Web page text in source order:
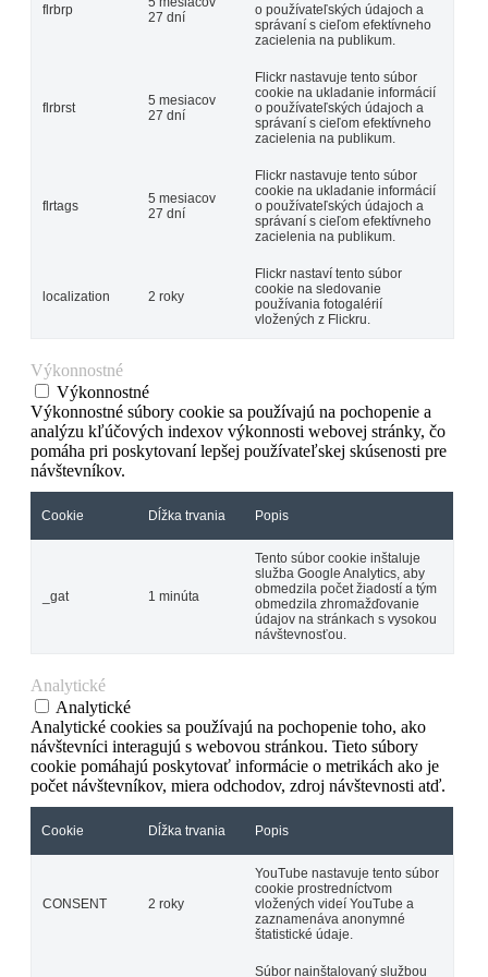
flrbrp
27 dní
o používateľských údajoch a
správaní s cieľom efektívneho
zacielenia na publikum.
flrbrst
5 mesiacov
27 dní
Flickr nastavuje tento súbor
cookie na ukladanie informácií
o používateľských údajoch a
správaní s cieľom efektívneho
zacielenia na publikum.
flrtags
5 mesiacov
27 dní
Flickr nastavuje tento súbor
cookie na ukladanie informácií
o používateľských údajoch a
správaní s cieľom efektívneho
zacielenia na publikum.
localization 2 roky
Flickr nastaví tento súbor
cookie na sledovanie
používania fotogalérií
vložených z Flickru.
Výkonnostné
Výkonnostné
Výkonnostné súbory cookie sa používajú na pochopenie a
analýzu kľúčových indexov výkonnosti webovej stránky, čo
pomáha pri poskytovaní lepšej používateľskej skúsenosti pre
návštevníkov.
Cookie Dĺžka trvania Popis
_gat 1 minúta
Tento súbor cookie inštaluje
služba Google Analytics, aby
obmedzila počet žiadostí a tým
obmedzila zhromažďovanie
údajov na stránkach s vysokou
návštevnosťou.
Analytické
Analytické
Analytické cookies sa používajú na pochopenie toho, ako
návštevníci interagujú s webovou stránkou. Tieto súbory
cookie pomáhajú poskytovať informácie o metrikách ako je
počet návštevníkov, miera odchodov, zdroj návštevnosti atď.
Cookie Dĺžka trvania Popis
CONSENT 2 roky
YouTube nastavuje tento súbor
cookie prostredníctvom
vložených videí YouTube a
zaznamenáva anonymné
štatistické údaje.
Súbor nainštalovaný službou